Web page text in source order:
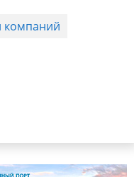
компаний